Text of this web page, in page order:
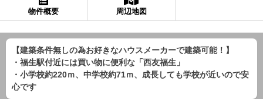
物件概要 周辺地図
【建築条件無しの為お好きなハウスメーカーで建築可能！】
・福生駅付近には買い物に便利な「西友福生」
・小学校約220ｍ、中学校約71ｍ、成長しても学校が近いので安
心です